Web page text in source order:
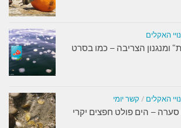
האקלים
ומנגנון הצריבה – כמו בסרט
האקלים / קשר יומי
– הים פולט חפצים יקרי